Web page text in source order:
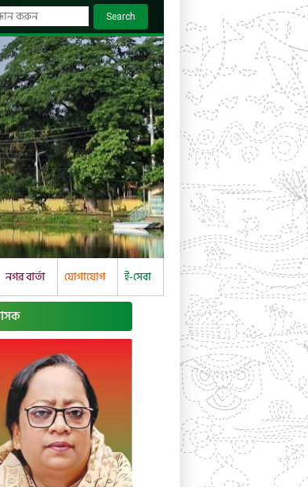
Search
নগর বার্তা যোগাযোগ ই-সেবা